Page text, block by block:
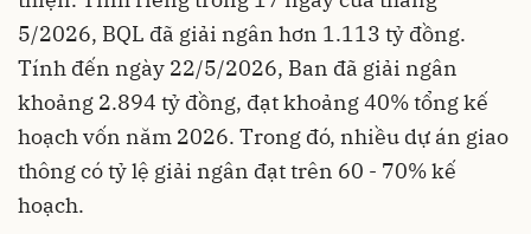
5/2026, BQL đã giải ngân hơn 1.113 tỷ đồng.
Tính đến ngày 22/5/2026, Ban đã giải ngân
khoảng 2.894 tỷ đồng, đạt khoảng 40% tổng kế
hoạch vốn năm 2026. Trong đó, nhiều dự án giao
thông có tỷ lệ giải ngân đạt trên 60 - 70% kế
hoạch.